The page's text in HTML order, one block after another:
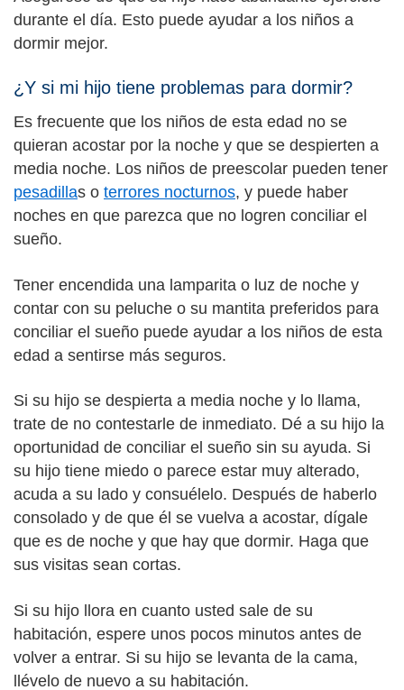
durante el día. Esto puede ayudar a los niños a
dormir mejor.
¿Y si mi hijo tiene problemas para dormir?
Es frecuente que los niños de esta edad no se
quieran acostar por la noche y que se despierten a
media noche. Los niños de preescolar pueden tener
pesadillas o terrores nocturnos, y puede haber
noches en que parezca que no logren conciliar el
sueño.
Tener encendida una lamparita o luz de noche y
contar con su peluche o su mantita preferidos para
conciliar el sueño puede ayudar a los niños de esta
edad a sentirse más seguros.
Si su hijo se despierta a media noche y lo llama,
trate de no contestarle de inmediato. Dé a su hijo la
oportunidad de conciliar el sueño sin su ayuda. Si
su hijo tiene miedo o parece estar muy alterado,
acuda a su lado y consuélelo. Después de haberlo
consolado y de que él se vuelva a acostar, dígale
que es de noche y que hay que dormir. Haga que
sus visitas sean cortas.
Si su hijo llora en cuanto usted sale de su
habitación, espere unos pocos minutos antes de
volver a entrar. Si su hijo se levanta de la cama,
llévelo de nuevo a su habitación.